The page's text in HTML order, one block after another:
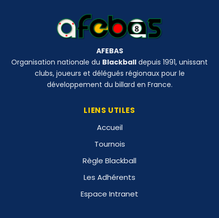
AFEBAS
Organisation nationale du Blackball depuis 1991, unissant
clubs, joueurs et délégués régionaux pour le
développement du billard en France.
LIENS UTILES
Accueil
Tournois
Règle Blackball
Les Adhérents
Espace Intranet